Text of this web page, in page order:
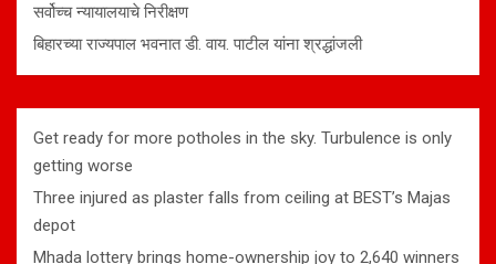
सर्वोच्च न्यायालयाचे निरीक्षण
बिहारच्या राज्यपाल भवनात डी. वाय. पाटील यांना श्रद्धांजली
Get ready for more potholes in the sky. Turbulence is only
getting worse
Three injured as plaster falls from ceiling at BEST’s Majas
depot
Mhada lottery brings home-ownership joy to 2,640 winners